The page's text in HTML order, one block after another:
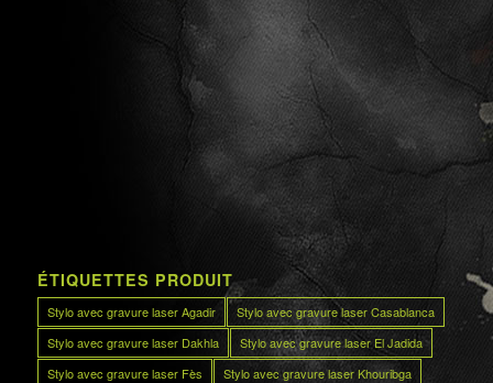
ÉTIQUETTES PRODUIT
Stylo avec gravure laser Agadir
Stylo avec gravure laser Casablanca
Stylo avec gravure laser Dakhla
Stylo avec gravure laser El Jadida
Stylo avec gravure laser Fès
Stylo avec gravure laser Khouribga